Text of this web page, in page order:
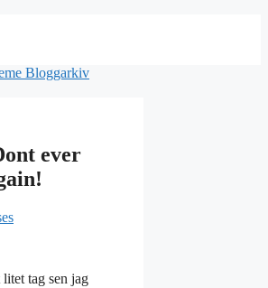
Bloggarkiv
ever
tag sen jag